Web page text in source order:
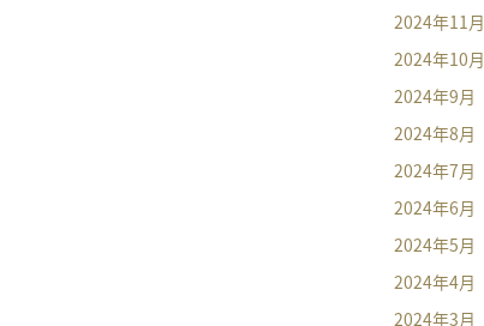
2024年11月
2024年10月
2024年9月
2024年8月
2024年7月
2024年6月
2024年5月
2024年4月
2024年3月